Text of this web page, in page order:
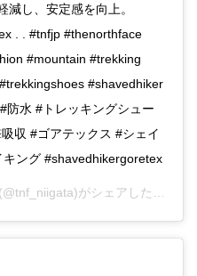
減し、安定感を向上。
. . #tnfjp #thenorthface
#mountain #trekking
#shavedhiker
防水 #トレッキングシュー
収 #ゴアテックス #シェイ
ング #shavedhikergoretex
がシェアした投稿 -